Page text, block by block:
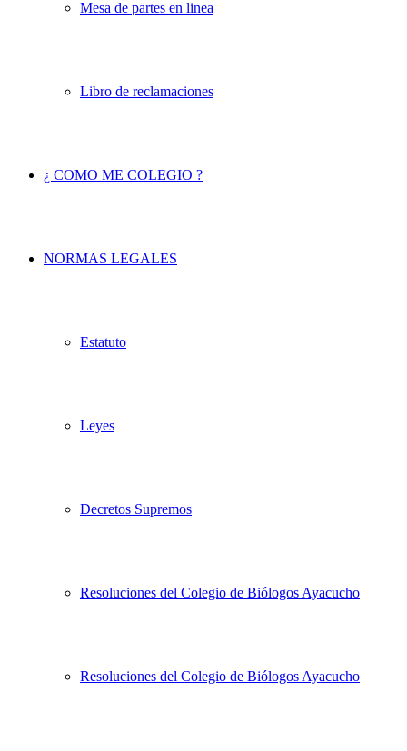
Mesa de partes en linea
Libro de reclamaciones
¿ COMO ME COLEGIO ?
NORMAS LEGALES
Estatuto
Leyes
Decretos Supremos
Resoluciones del Colegio de Biólogos Ayacucho
Resoluciones del Colegio de Biólogos Ayacucho